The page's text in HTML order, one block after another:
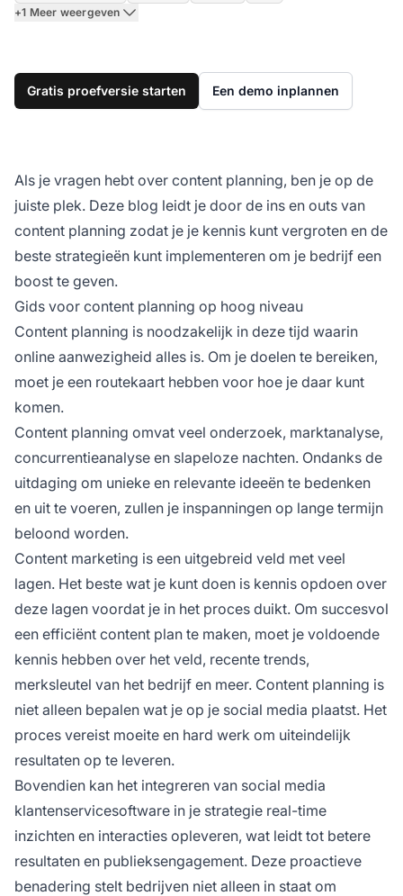
+1 Meer weergeven
Gratis proefversie starten Een demo inplannen
Als je vragen hebt over content planning, ben je op de
juiste plek. Deze blog leidt je door de ins en outs van
content planning zodat je je kennis kunt vergroten en de
beste strategieën kunt implementeren om je bedrijf een
boost te geven.
Gids voor content planning op hoog niveau
Content planning is noodzakelijk in deze tijd waarin
online aanwezigheid alles is. Om je doelen te bereiken,
moet je een routekaart hebben voor hoe je daar kunt
komen.
Content planning omvat veel onderzoek, marktanalyse,
concurrentieanalyse en slapeloze nachten. Ondanks de
uitdaging om unieke en relevante ideeën te bedenken
en uit te voeren, zullen je inspanningen op lange termijn
beloond worden.
Content marketing is een uitgebreid veld met veel
lagen. Het beste wat je kunt doen is kennis opdoen over
deze lagen voordat je in het proces duikt. Om succesvol
een efficiënt content plan te maken, moet je voldoende
kennis hebben over het veld, recente trends,
merksleutel van het bedrijf en meer. Content planning is
niet alleen bepalen wat je op je social media plaatst. Het
proces vereist moeite en hard werk om uiteindelijk
resultaten op te leveren.
Bovendien kan het integreren van social media
klantenservicesoftware in je strategie real-time
inzichten en interacties opleveren, wat leidt tot betere
resultaten en publieksengagement. Deze proactieve
benadering stelt bedrijven niet alleen in staat om